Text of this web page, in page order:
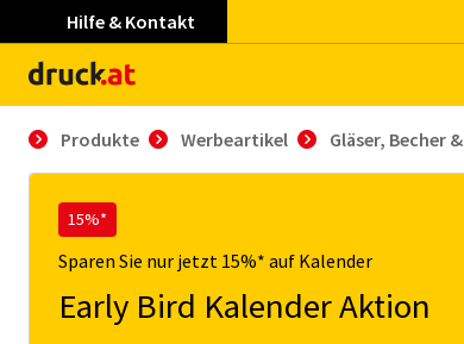
Hilfe & Kontakt
Produkte Werbeartikel Gläser, Becher
15%*
Sparen Sie nur jetzt 15%* auf Kalender
Early Bird Kalender Aktion